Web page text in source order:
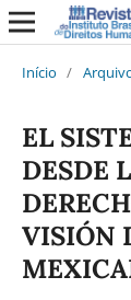
Início /
EL
DESDE
VISIÓN